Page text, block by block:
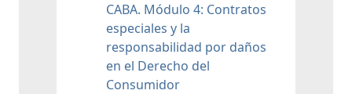
CABA. Módulo 4: Contratos
especiales y la
responsabilidad por daños
en el Derecho del
Consumidor